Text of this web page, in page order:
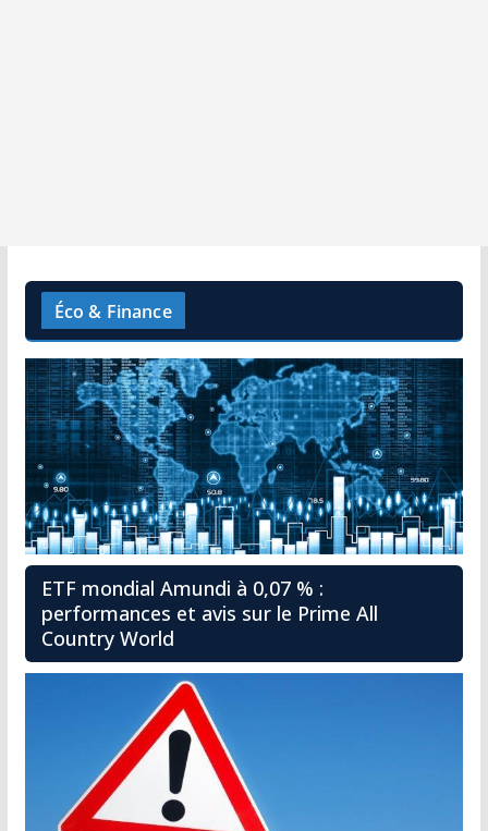
Éco & Finance
ETF mondial Amundi à 0,07 % :
performances et avis sur le Prime All
Country World